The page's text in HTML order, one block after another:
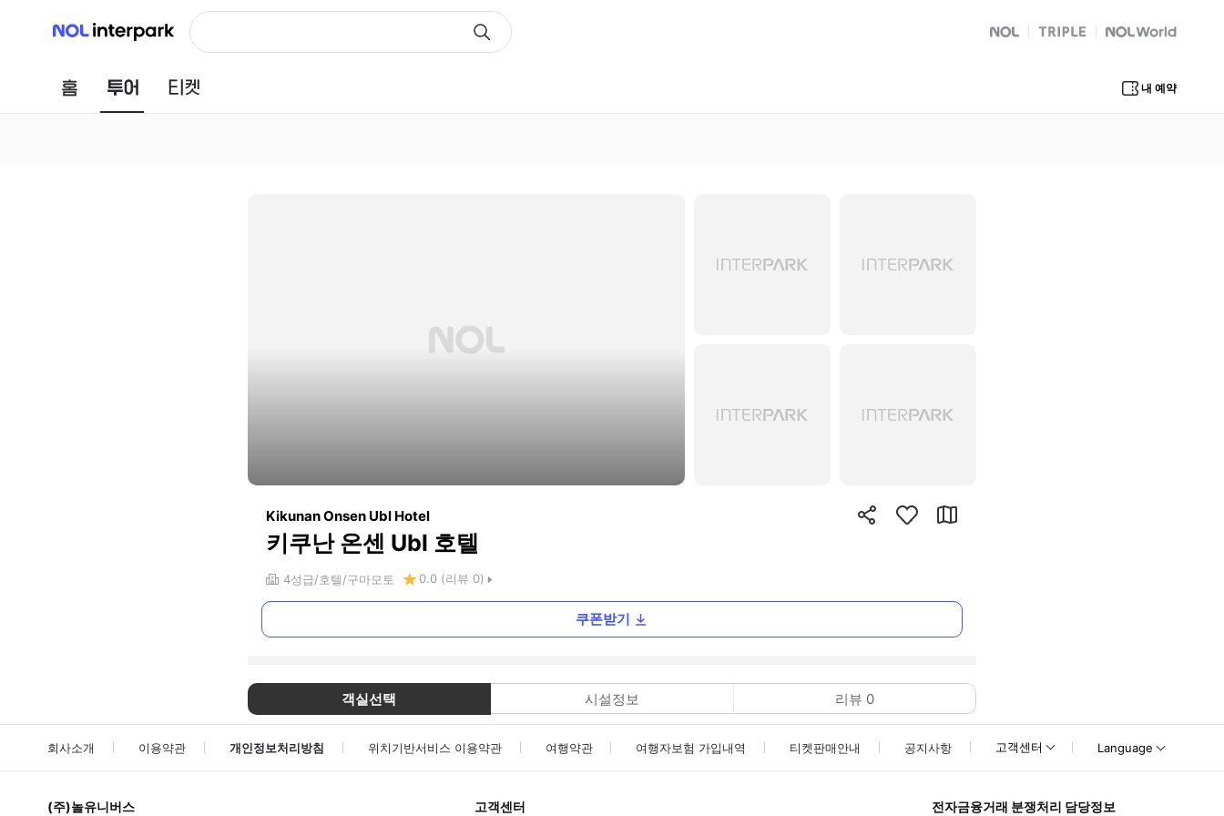
NOL 인터파크
NOL
트리플 Global Interpark
홈 투어 내 예약
Kikunan Onsen Ubl Hotel
키쿠난 온센 Ubl 호텔
4성급 호텔 구마모토 0.0 (리뷰 0)
쿠폰받기
객실선택 시설정보 리뷰 0
회사소개 이용약관 개인정보처리방침 위치기반서비스 이용약관 여행약관 여행자보험 가입내역 티켓판매안내 공지사항 고객센터 Language
(주)놀유니버스 고객센터 전자금융거래 분쟁처리 담당정보